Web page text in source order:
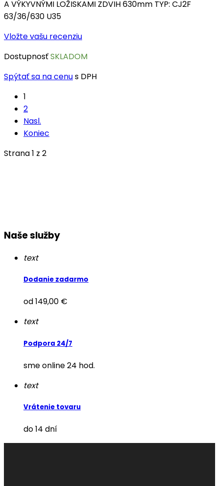
A VÝKYVNÝMI LOŽISKAMI ZDVIH 630mm TYP: CJ2F
63/36/630 U35
Vložte vašu recenziu
DostupnosťSKLADOM
Spýtať sa na cenus DPH
1
2
Nasl.
Koniec
Strana 1 z 2
Naše služby
text
Dodanie zadarmo
od 149,00 €
text
Podpora 24/7
sme online 24 hod.
text
Vrátenie tovaru
do 14 dní